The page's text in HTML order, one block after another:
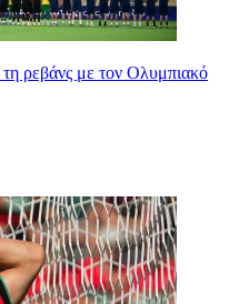
ρεβάνς με τον Ολυμπιακό